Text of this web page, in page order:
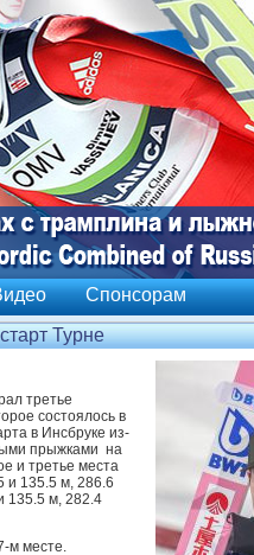
Спонсорам
Турне
третье
состоялось в
в Инсбруке из-
прыжками на
и третье места
и 135.5 м, 286.6
135.5 м, 282.4
м месте.